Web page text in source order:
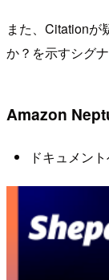
また、Citationが
か？を示すシグ
Amazon
ドキュメン